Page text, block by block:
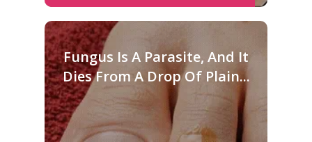
Fungus Is A Parasite, And It
Dies From A Drop Of Plain...